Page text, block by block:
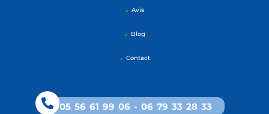
» Entretien canalisations Sauveterre de Guyenne
» Entretien canalisations Castillon la bataille
Avis
Blog
Contact
05 56 61 99 06 - 06 79 33 28 33